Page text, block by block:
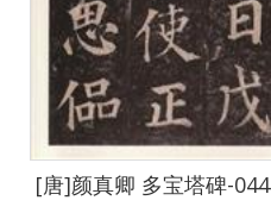
[唐]颜真卿 多宝塔碑-044